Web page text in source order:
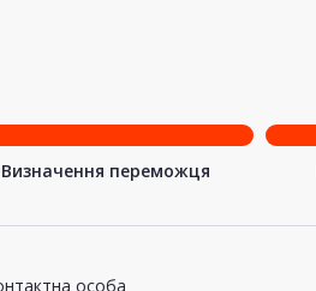
Визначення переможця
особа